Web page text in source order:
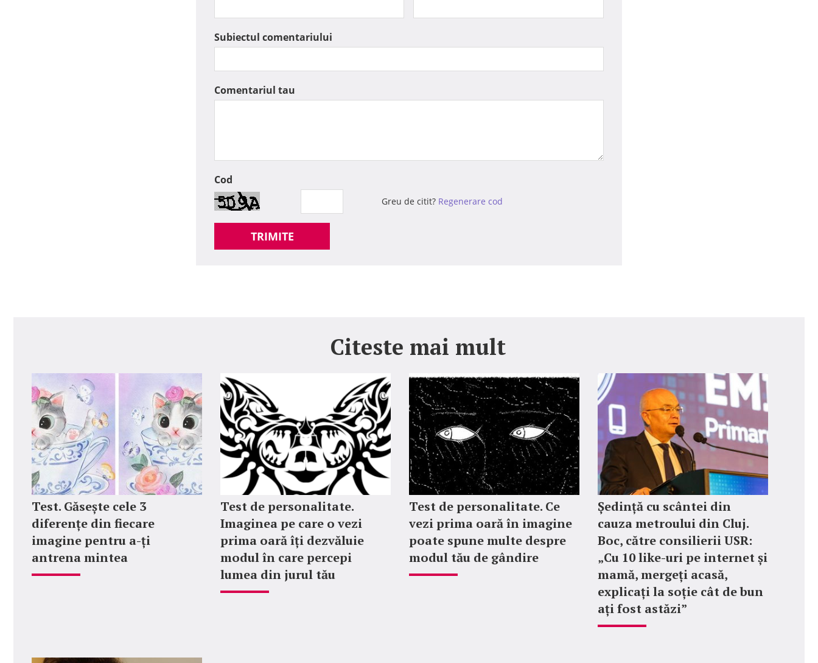
Subiectul comentariului
Comentariul tau
Cod
Greu de citit? Regenerare cod
TRIMITE
Citeste mai mult
Test. Găsește cele 3
diferențe din fiecare
imagine pentru a-ți
antrena mintea
Test de personalitate.
Imaginea pe care o vezi
prima oară îți dezvăluie
modul în care percepi
lumea din jurul tău
Test de personalitate. Ce
vezi prima oară în imagine
poate spune multe despre
modul tău de gândire
Ședință cu scântei din
cauza metroului din Cluj.
Boc, către consilierii USR:
„Cu 10 like-uri pe internet și
mamă, mergeți acasă,
explicați la soție cât de bun
ați fost astăzi”